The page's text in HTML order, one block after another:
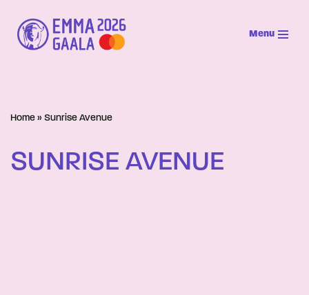
Siirry
suoraan
Menu
Home » Sunrise Avenue
SUNRISE AVENUE